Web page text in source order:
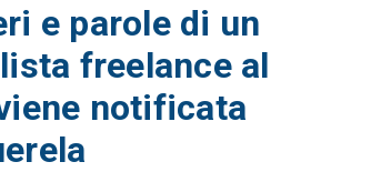
e parole di un
freelance al
notificata